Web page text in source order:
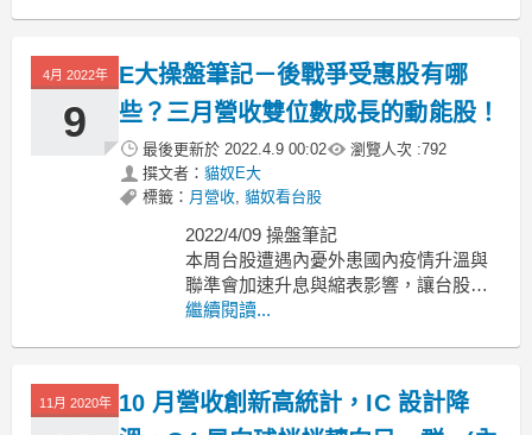
局，業務接單量能有效提升。在半導體
晶圓廠及面板廠等主要客戶保持良好設
備拉
4月 2022年
9
E大操盤筆記－後戰爭受惠股有哪
些？三月營收雙位數成長的動能股！
最後更新於 2022.4.9 00:02 瀏覽人次 :792
撰文者： 貓奴E大
標籤： 月營收, 貓奴看台股
2022/4/09 操盤筆記
本周台股遭遇內憂外患國內疫情升溫與
聯準會加速升息與縮表影響，讓台股再
度失守年線，即使短線投信持續護盤，
要看美國股市臉色，好處是美股四大指
數並未破今年低點，技術面角度止穩在
繼續閱讀...
11月 2020年
10 月營收創新高統計，IC 設計降